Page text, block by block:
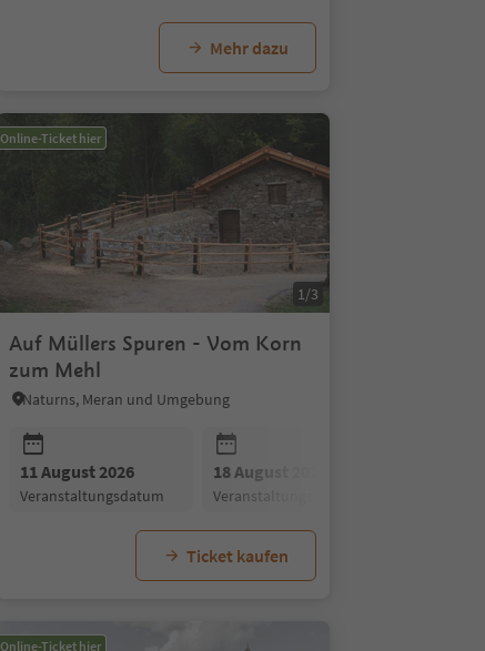
Mehr dazu
Online-Ticket hier
1/3
Auf Müllers Spuren - Vom Korn
zum Mehl
Naturns, Meran und Umgebung
11 August 2026
Veranstaltungsdatum
18 August 2026
Veranstaltungsdatum
Ticket kaufen
Online-Ticket hier